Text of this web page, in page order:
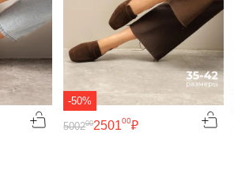
-50%
250100₽
500200